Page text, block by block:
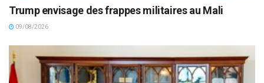
Trump envisage des frappes militaires au Mali
09/08/2026